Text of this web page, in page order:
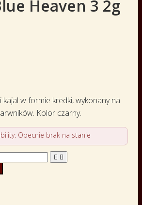
Heaven 3 2g
kajal w formie kredki, wykonany na
Kolor czarny.
Obecnie brak na stanie
 